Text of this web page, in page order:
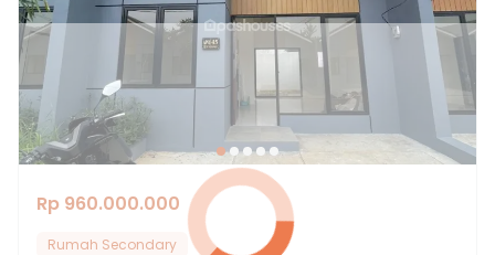
Rp 960.000.000
Rumah Secondary